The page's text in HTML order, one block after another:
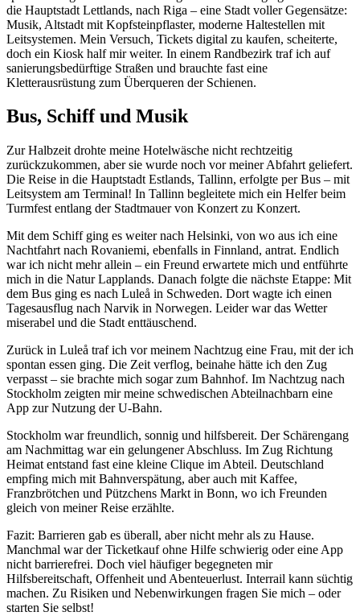
die Hauptstadt Lettlands, nach Riga – eine Stadt voller Gegensätze:
Musik, Altstadt mit Kopfsteinpflaster, moderne Haltestellen mit
Leitsystemen. Mein Versuch, Tickets digital zu kaufen, scheiterte,
doch ein Kiosk half mir weiter. In einem Randbezirk traf ich auf
sanierungsbedürftige Straßen und brauchte fast eine
Kletterausrüstung zum Überqueren der Schienen.
Bus, Schiff und Musik
Zur Halbzeit drohte meine Hotelwäsche nicht rechtzeitig
zurückzukommen, aber sie wurde noch vor meiner Abfahrt geliefert.
Die Reise in die Hauptstadt Estlands, Tallinn, erfolgte per Bus – mit
Leitsystem am Terminal! In Tallinn begleitete mich ein Helfer beim
Turmfest entlang der Stadtmauer von Konzert zu Konzert.
Mit dem Schiff ging es weiter nach Helsinki, von wo aus ich eine
Nachtfahrt nach Rovaniemi, ebenfalls in Finnland, antrat. Endlich
war ich nicht mehr allein – ein Freund erwartete mich und entführte
mich in die Natur Lapplands. Danach folgte die nächste Etappe: Mit
dem Bus ging es nach Luleå in Schweden. Dort wagte ich einen
Tagesausflug nach Narvik in Norwegen. Leider war das Wetter
miserabel und die Stadt enttäuschend.
Zurück in Luleå traf ich vor meinem Nachtzug eine Frau, mit der ich
spontan essen ging. Die Zeit verflog, beinahe hätte ich den Zug
verpasst – sie brachte mich sogar zum Bahnhof. Im Nachtzug nach
Stockholm zeigten mir meine schwedischen Abteilnachbarn eine
App zur Nutzung der U-Bahn.
Stockholm war freundlich, sonnig und hilfsbereit. Der Schärengang
am Nachmittag war ein gelungener Abschluss. Im Zug Richtung
Heimat entstand fast eine kleine Clique im Abteil. Deutschland
empfing mich mit Bahnverspätung, aber auch mit Kaffee,
Franzbrötchen und Pützchens Markt in Bonn, wo ich Freunden
gleich von meiner Reise erzählte.
Fazit: Barrieren gab es überall, aber nicht mehr als zu Hause.
Manchmal war der Ticketkauf ohne Hilfe schwierig oder eine App
nicht barrierefrei. Doch viel häufiger begegneten mir
Hilfsbereitschaft, Offenheit und Abenteuerlust. Interrail kann süchtig
machen. Zu Risiken und Nebenwirkungen fragen Sie mich – oder
starten Sie selbst!